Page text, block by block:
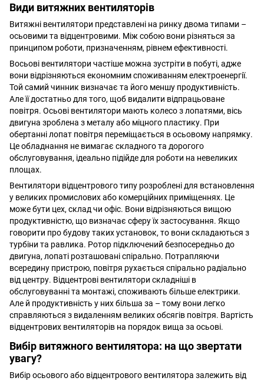
Види витяжних вентиляторів
Витяжні вентилятори представлені на ринку двома типами –
осьовими та відцентровими. Між собою вони різняться за
принципом роботи, призначенням, рівнем ефективності.
Восьові вентилятори частіше можна зустріти в побуті, адже
вони відрізняються економним споживанням електроенергії.
Той самий чинник визначає та його меншу продуктивність.
Але її достатньо для того, щоб видалити відпрацьоване
повітря. Осьові вентилятори мають колесо з лопатями, вісь
двигуна зроблена з металу або міцного пластику. При
обертанні лопат повітря переміщається в осьовому напрямку.
Це обладнання не вимагає складного та дорогого
обслуговування, ідеально підійде для роботи на невеликих
площах.
Вентилятори відцентрового типу розроблені для встановлення
у великих промислових або комерційних приміщеннях. Це
може бути цех, склад чи офіс. Вони відрізняються вищою
продуктивністю, що визначає сферу їх застосування. Якщо
говорити про будову таких установок, то вони складаються з
турбіни та равлика. Ротор підключений безпосередньо до
двигуна, лопаті розташовані спірально. Потрапляючи
всередину пристрою, повітря рухається спірально радіально
від центру. Відцентрові вентилятори складніші в
обслуговуванні та монтажі, споживають більше електрики.
Але й продуктивність у них більша за – тому вони легко
справляються з видаленням великих обсягів повітря. Вартість
відцентрових вентиляторів на порядок вища за осьові.
Вибір витяжного вентилятора: на що звертати
увагу?
Вибір осьового або відцентрового вентилятора залежить від